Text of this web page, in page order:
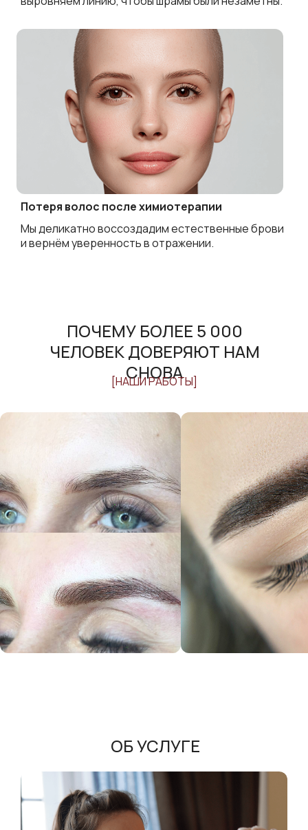
Потеря волос после химиотерапии
Мы деликатно воссоздадим естественные брови
и вернём уверенность в отражении.
ПОЧЕМУ БОЛЕЕ 5 000
ЧЕЛОВЕК ДОВЕРЯЮТ НАМ
СНОВА
[НАШИ РАБОТЫ]
ОБ УСЛУГЕ